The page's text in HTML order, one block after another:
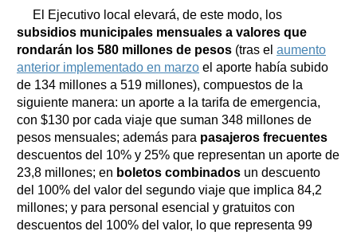
El Ejecutivo local elevará, de este modo, los
subsidios municipales mensuales a valores que
rondarán los 580 millones de pesos (tras el aumento
anterior implementado en marzo el aporte había subido
de 134 millones a 519 millones), compuestos de la
siguiente manera: un aporte a la tarifa de emergencia,
con $130 por cada viaje que suman 348 millones de
pesos mensuales; además para pasajeros frecuentes
descuentos del 10% y 25% que representan un aporte de
23,8 millones; en boletos combinados un descuento
del 100% del valor del segundo viaje que implica 84,2
millones; y para personal esencial y gratuitos con
descuentos del 100% del valor, lo que representa 99